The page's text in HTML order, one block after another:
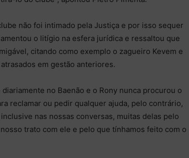
não foi intimado pela Justiça e por isso sequer
o litígio na esfera jurídica e ressaltou que
citando como exemplo o zagueiro Kevem e
em gestão anteriores.
no Baenão e o Rony nunca procurou o
reclamar ou pedir qualquer ajuda, pelo contrário,
nas nossas conversas, muitas delas pelo
trato com ele e pelo que tínhamos feito com o